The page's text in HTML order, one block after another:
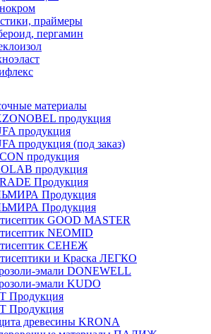
праймеры
пергамин
материалы
продукция
продукция
продукция (под заказ)
продукция
продукция
Продукция
Продукция
Продукция
GOOD MASTER
NEOMID
СЕНЕЖ
и Краска ЛЕГКО
эмали DONEWELL
эмали KUDO
Продукция
Продукция
древесины KRONA